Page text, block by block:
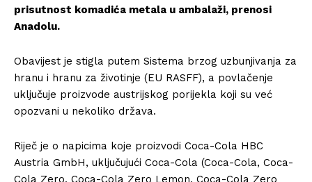
prisutnost komadića metala u ambalaži, prenosi
Anadolu.
Obavijest je stigla putem Sistema brzog uzbunjivanja za
hranu i hranu za životinje (EU RASFF), a povlačenje
uključuje proizvode austrijskog porijekla koji su već
opozvani u nekoliko država.
Riječ je o napicima koje proizvodi Coca-Cola HBC
Austria GmbH, uključujući Coca-Cola (Coca-Cola, Coca-
Cola Zero, Coca-Cola Zero Lemon, Coca-Cola Zero